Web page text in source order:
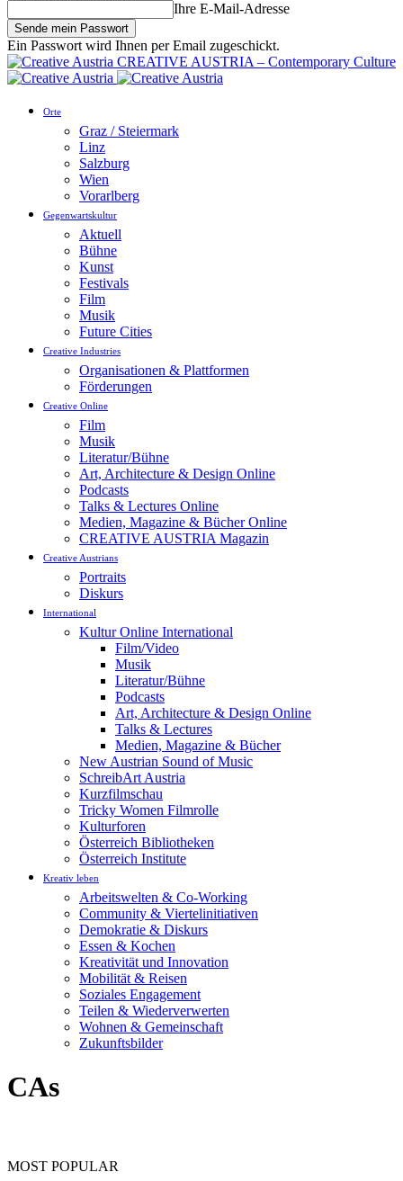
Ihre E-Mail-Adresse
Ein Passwort wird Ihnen per Email zugeschickt.
CREATIVE AUSTRIA – Contemporary Culture
Orte
Graz / Steiermark
Linz
Salzburg
Wien
Vorarlberg
Gegenwartskultur
Aktuell
Bühne
Kunst
Festivals
Film
Musik
Future Cities
Creative Industries
Organisationen & Plattformen
Förderungen
Creative Online
Film
Musik
Literatur/Bühne
Art, Architecture & Design Online
Podcasts
Talks & Lectures Online
Medien, Magazine & Bücher Online
CREATIVE AUSTRIA Magazin
Creative Austrians
Portraits
Diskurs
International
Kultur Online International
Film/Video
Musik
Literatur/Bühne
Podcasts
Art, Architecture & Design Online
Talks & Lectures
Medien, Magazine & Bücher
New Austrian Sound of Music
SchreibArt Austria
Kurzfilmschau
Tricky Women Filmrolle
Kulturforen
Österreich Bibliotheken
Österreich Institute
Kreativ leben
Arbeitswelten & Co-Working
Community & Viertelinitiativen
Demokratie & Diskurs
Essen & Kochen
Kreativität und Innovation
Mobilität & Reisen
Soziales Engagement
Teilen & Wiederverwerten
Wohnen & Gemeinschaft
Zukunftsbilder
CAs
MOST POPULAR